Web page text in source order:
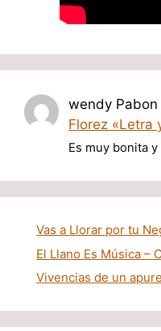
wendy Pabon
Florez «Letra
Es muy bonita
Vas a Llorar por tu
El Llano Es Música –
Vivencias de un